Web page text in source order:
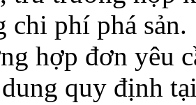
chi phí phá sản.
hợp đơn yêu
quy định